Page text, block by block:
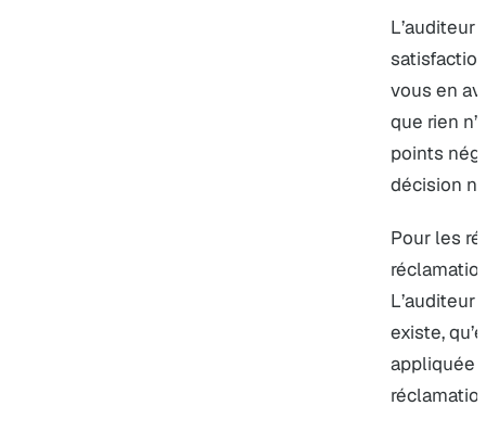
L’auditeur
vous en
que rien
points
décision
Pour les
L’auditeur
existe,
appliquée